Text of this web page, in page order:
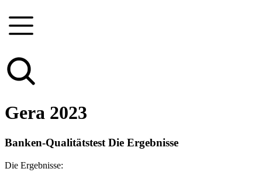
Gera 2023
Banken-Qualitätstest Die Ergebnisse
Die Ergebnisse: